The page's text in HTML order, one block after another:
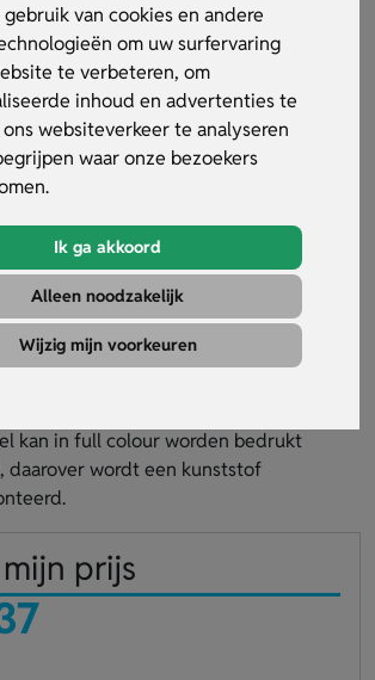
gebruik van cookies en andere
om uw surfervaring
te verbeteren, om
inhoud en advertenties te
websiteverkeer te analyseren
waar onze bezoekers
Ik ga akkoord
Alleen noodzakelijk
Wijzig mijn voorkeuren
huisje metaal
22297
kan in full colour worden bedrukt
daarover wordt een kunststof
prijs